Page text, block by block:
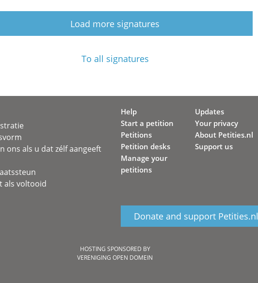
Load more signatures
To all signatures
ons als u dat zélf aangeeft
als voltooid
Help
Start a petition
Petitions
Petition desks
Manage your
petitions
Updates
Your privacy
About Petities.nl
Support us
Donate and support Petities.nl
HOSTING SPONSORED BY
VERENIGING OPEN DOMEIN